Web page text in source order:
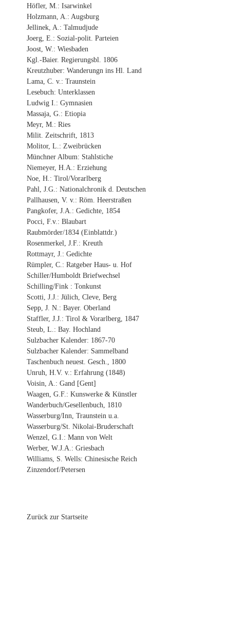
Höfler, M.: Isarwinkel
Holzmann, A.: Augsburg
Jellinek, A.: Talmudjude
Joerg, E.: Sozial-polit. Parteien
Joost, W.: Wiesbaden
Kgl.-Baier. Regierungsbl. 1806
Kreutzhuber: Wanderungn ins Hl. Land
Lama, C. v.: Traunstein
Lesebuch: Unterklassen
Ludwig I.: Gymnasien
Massaja, G.: Etiopia
Meyr, M.: Ries
Milit. Zeitschrift, 1813
Molitor, L.: Zweibrücken
Münchner Album: Stahlstiche
Niemeyer, H.A.: Erziehung
Noe, H.: Tirol/Vorarlberg
Pahl, J.G.: Nationalchronik d. Deutschen
Pallhausen, V. v.: Röm. Heerstraßen
Pangkofer, J.A.: Gedichte, 1854
Pocci, F.v.: Blaubart
Raubmörder/1834 (Einblattdr.)
Rosenmerkel, J.F.: Kreuth
Rottmayr, J.: Gedichte
Rümpler, C.: Ratgeber Haus- u. Hof
Schiller/Humboldt Briefwechsel
Schilling/Fink : Tonkunst
Scotti, J.J.: Jülich, Cleve, Berg
Sepp, J. N.: Bayer. Oberland
Staffler, J.J.: Tirol & Vorarlberg, 1847
Steub, L.: Bay. Hochland
Sulzbacher Kalender: 1867-70
Sulzbacher Kalender: Sammelband
Taschenbuch neuest. Gesch., 1800
Unruh, H.V. v.: Erfahrung (1848)
Voisin, A.: Gand [Gent]
Waagen, G.F.: Kunswerke & Künstler
Wanderbuch/Gesellenbuch, 1810
Wasserburg/Inn, Traunstein u.a.
Wasserburg/St. Nikolai-Bruderschaft
Wenzel, G.I.: Mann von Welt
Werber, W.J.A.: Griesbach
Williams, S. Wells: Chinesische Reich
Zinzendorf/Petersen
Zurück zur Startseite